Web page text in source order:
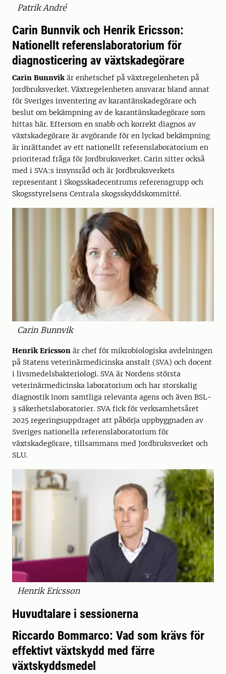
Patrik André
Carin Bunnvik och Henrik Ericsson:
Nationellt referenslaboratorium för
diagnosticering av växtskadegörare
Carin Bunnvikär enhetschef på växtregelenheten på
Jordbruksverket. Växtregelenheten ansvarar bland annat
för Sveriges inventering av karantänskadegörare och
beslut om bekämpning av de karantänskadegörare som
hittas här. Eftersom en snabb och korrekt diagnos av
växtskadegörare är avgörande för en lyckad bekämpning
är inrättandet av ett nationellt referenslaboratorium en
prioriterad fråga för Jordbruksverket. Carin sitter också
med i SVA:s insynsråd och är Jordbruksverkets
representant i Skogsskadecentrums referensgrupp och
Skogsstyrelsens Centrala skogsskyddskommitté.
Carin Bunnvik
Henrik Ericsson är chef för mikrobiologiska avdelningen
på Statens veterinärmedicinska anstalt (SVA) och docent
i livsmedelsbakteriologi. SVA är Nordens största
veterinärmedicinska laboratorium och har storskalig
diagnostik inom samtliga relevanta agens och även BSL-
3 säkerhetslaboratorier. SVA fick för verksamhetsåret
2025 regeringsuppdraget att påbörja uppbyggnaden av
Sveriges nationella referenslaboratorium för
växtskadegörare, tillsammans med Jordbruksverket och
SLU.
Henrik Ericsson
Huvudtalare i sessionerna
Riccardo Bommarco: Vad som krävs för
effektivt växtskydd med färre
växtskyddsmedel